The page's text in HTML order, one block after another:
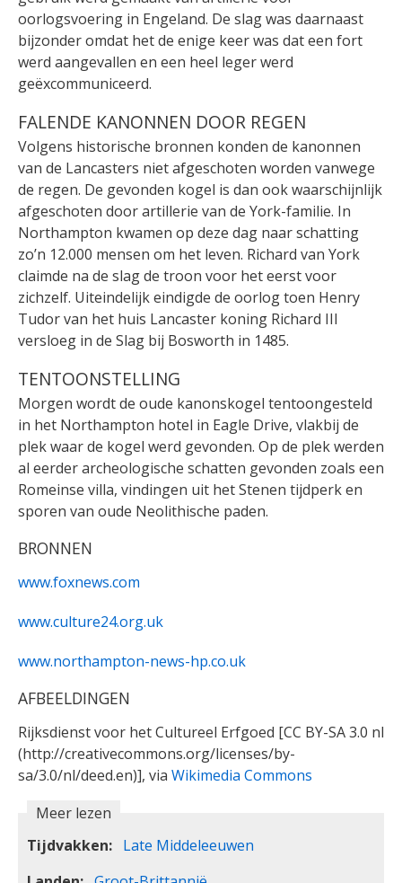
oorlogsvoering in Engeland. De slag was daarnaast
bijzonder omdat het de enige keer was dat een fort
werd aangevallen en een heel leger werd
geëxcommuniceerd.
FALENDE KANONNEN DOOR REGEN
Volgens historische bronnen konden de kanonnen
van de Lancasters niet afgeschoten worden vanwege
de regen. De gevonden kogel is dan ook waarschijnlijk
afgeschoten door artillerie van de York-familie. In
Northampton kwamen op deze dag naar schatting
zo’n 12.000 mensen om het leven. Richard van York
claimde na de slag de troon voor het eerst voor
zichzelf. Uiteindelijk eindigde de oorlog toen Henry
Tudor van het huis Lancaster koning Richard III
versloeg in de Slag bij Bosworth in 1485.
TENTOONSTELLING
Morgen wordt de oude kanonskogel tentoongesteld
in het Northampton hotel in Eagle Drive, vlakbij de
plek waar de kogel werd gevonden. Op de plek werden
al eerder archeologische schatten gevonden zoals een
Romeinse villa, vindingen uit het Stenen tijdperk en
sporen van oude Neolithische paden.
BRONNEN
www.foxnews.com
www.culture24.org.uk
www.northampton-news-hp.co.uk
AFBEELDINGEN
Rijksdienst voor het Cultureel Erfgoed [CC BY-SA 3.0 nl
(http://creativecommons.org/licenses/by-
sa/3.0/nl/deed.en)], via Wikimedia Commons
Meer lezen
Tijdvakken
Late Middeleeuwen